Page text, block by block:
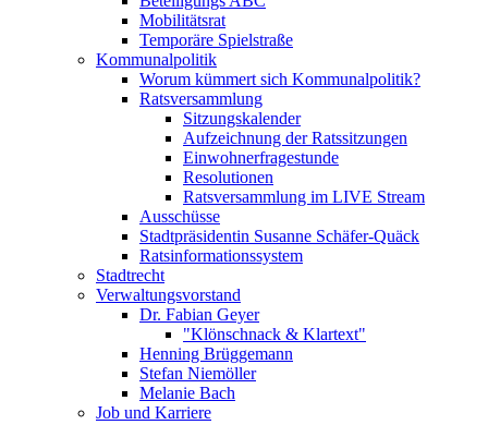
Mobilitätsrat
Temporäre Spielstraße
Kommunalpolitik
Worum kümmert sich Kommunalpolitik?
Ratsversammlung
Sitzungskalender
Aufzeichnung der Ratssitzungen
Einwohnerfragestunde
Resolutionen
Ratsversammlung im LIVE Stream
Ausschüsse
Stadtpräsidentin Susanne Schäfer-Quäck
Ratsinformationssystem
Stadtrecht
Verwaltungsvorstand
Dr. Fabian Geyer
"Klönschnack & Klartext"
Henning Brüggemann
Stefan Niemöller
Melanie Bach
Job und Karriere